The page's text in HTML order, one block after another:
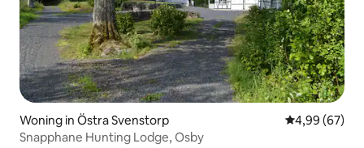
Woning in Östra Svenstorp Gemiddelde
4,99 (67)
Snapphane Hunting Lodge, Osby